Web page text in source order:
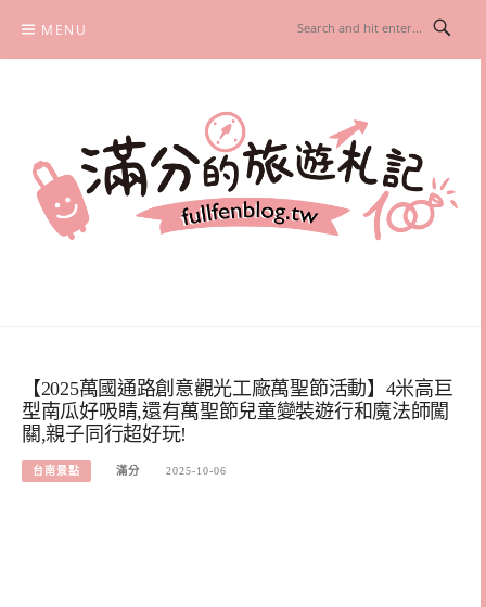
content
MENU
【2025萬國通路創意觀光工廠萬聖節活動】4米高巨
型南瓜好吸睛,還有萬聖節兒童變裝遊行和魔法師闖
關,親子同行超好玩!
台南景點 滿分 2025-10-06